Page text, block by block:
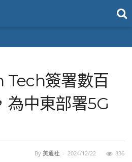
簽署數百
為中東部署5G
By 美通社 - 2024/12/22 836